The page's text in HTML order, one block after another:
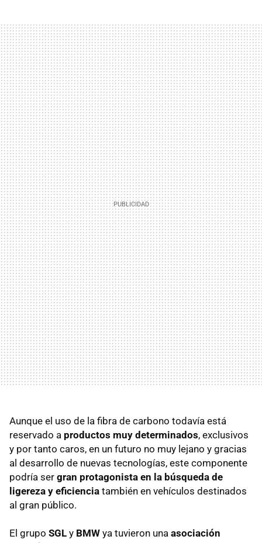
Aunque el uso de la fibra de carbono todavía está
reservado a productos muy determinados, exclusivos
y por tanto caros, en un futuro no muy lejano y gracias
al desarrollo de nuevas tecnologías, este componente
podría ser gran protagonista en la búsqueda de
ligereza y eficiencia también en vehículos destinados
al gran público.
El grupo SGL y BMW ya tuvieron una asociación